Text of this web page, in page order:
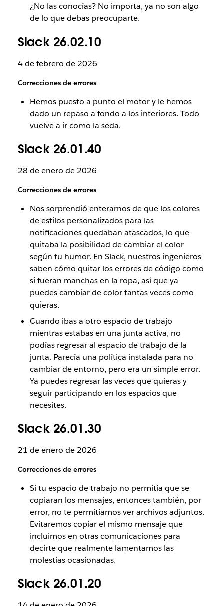
¿No las conocías? No importa, ya no son algo
de lo que debas preocuparte.
Slack 26.02.10
4 de febrero de 2026
Correcciones de errores
Hemos puesto a punto el motor y le hemos
dado un repaso a fondo a los interiores. Todo
vuelve a ir como la seda.
Slack 26.01.40
28 de enero de 2026
Correcciones de errores
Nos sorprendió enterarnos de que los colores
de estilos personalizados para las
notificaciones quedaban atascados, lo que
quitaba la posibilidad de cambiar el color
según tu humor. En Slack, nuestros ingenieros
saben cómo quitar los errores de código como
si fueran manchas en la ropa, así que ya
puedes cambiar de color tantas veces como
quieras.
Cuando ibas a otro espacio de trabajo
mientras estabas en una junta activa, no
podías regresar al espacio de trabajo de la
junta. Parecía una política instalada para no
cambiar de entorno, pero era un simple error.
Ya puedes regresar las veces que quieras y
seguir participando en los espacios que
necesites.
Slack 26.01.30
21 de enero de 2026
Correcciones de errores
Si tu espacio de trabajo no permitía que se
copiaran los mensajes, entonces también, por
error, no te permitíamos ver archivos adjuntos.
Evitaremos copiar el mismo mensaje que
incluimos en otras comunicaciones para
decirte que realmente lamentamos las
molestias ocasionadas.
Slack 26.01.20